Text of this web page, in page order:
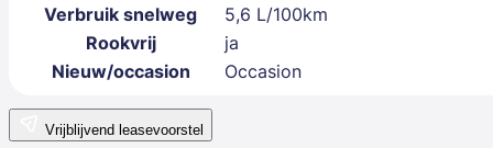
Verbruik snelweg
5,6 L/100km
Rookvrij
ja
Nieuw/occasion
Occasion
Vrijblijvend leasevoorstel